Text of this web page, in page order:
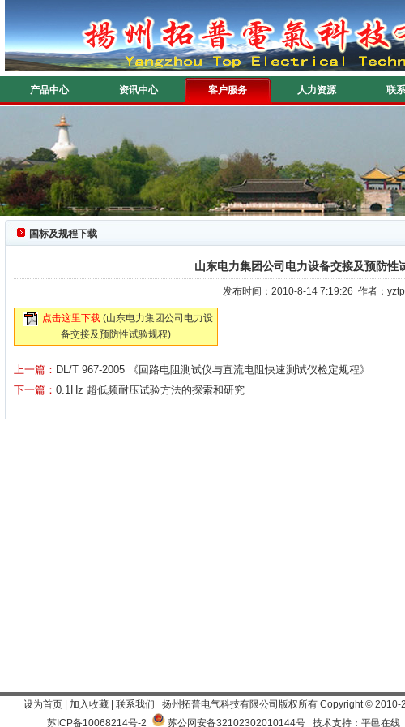
产品中心 资讯中心 客户服务 人力资源 联
国标及规程下载
山东电力集团公司电力设备交接及预防性
发布时间：2010-8-14 7:19:26 作者：
点击这里下载(山东电力集团公司电力设
备交接及预防性试验规程)
上一篇： DL/T 967-2005 《回路电阻测试仪与直流电阻快速测试仪检定规程》
下一篇： 0.1Hz 超低频耐压试验方法的探索和研究
设为首页 加入收藏 联系我们 扬州拓普电气科技有限公司 版权所有 Copyright© 2010-
苏ICP备10068214号-2
苏公网安备32102302010144号 技术支持：平邑在线